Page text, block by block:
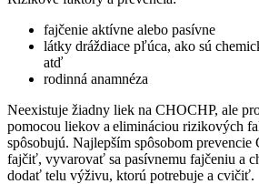
fajčenie aktívne alebo pasívne
látky dráždiace pľúca, ako sú
atď
rodinná anamnéza
Neexistuje žiadny liek na CHOCHP, ale
pomocou liekov a elimináciou rizikových
spôsobujú. Najlepším spôsobom
fajčiť, vyvarovať sa pasívnemu fajčeniu a
dodať telu výživu, ktorú potrebuje a cvičiť.